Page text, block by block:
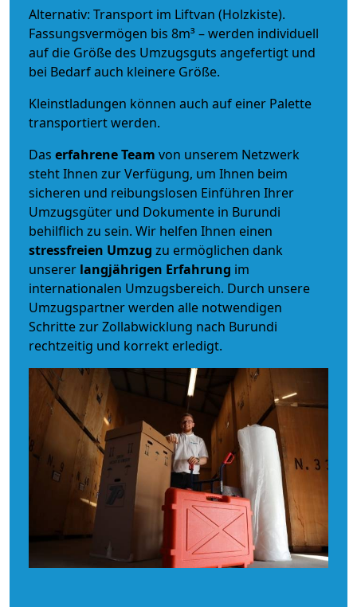
Alternativ: Transport im Liftvan (Holzkiste).
Fassungsvermögen bis 8m³ – werden individuell
auf die Größe des Umzugsguts angefertigt und
bei Bedarf auch kleinere Größe.
Kleinstladungen können auch auf einer Palette
transportiert werden.
Das erfahrene Team von unserem Netzwerk
steht Ihnen zur Verfügung, um Ihnen beim
sicheren und reibungslosen Einführen Ihrer
Umzugsgüter und Dokumente in Burundi
behilflich zu sein. Wir helfen Ihnen einen
stressfreien Umzug zu ermöglichen dank
unserer langjährigen Erfahrung im
internationalen Umzugsbereich. Durch unsere
Umzugspartner werden alle notwendigen
Schritte zur Zollabwicklung nach Burundi
rechtzeitig und korrekt erledigt.